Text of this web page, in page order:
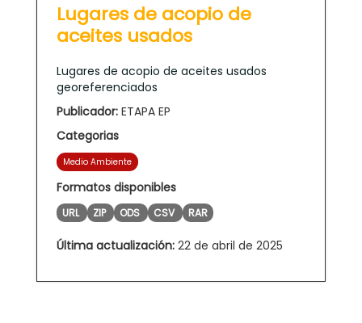
Lugares de acopio de
aceites usados
Lugares de acopio de aceites usados
georeferenciados
Publicador: ETAPA EP
Categorias
Medio Ambiente
Formatos disponibles
URL ZIP ODS CSV RAR
Última actualización: 22 de abril de 2025